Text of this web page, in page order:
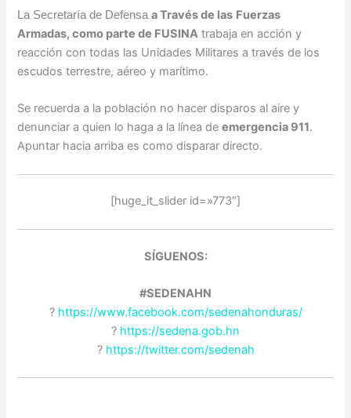
La Secretaría de Defensa a Través de las Fuerzas
Armadas, como parte de FUSINA trabaja en acción y
reacción con todas las Unidades Militares a través de los
escudos terrestre, aéreo y marítimo.
Se recuerda a la población no hacer disparos al aire y
denunciar a quien lo haga a la línea deemergencia 911.
Apuntar hacia arriba es como disparar directo.
[huge_it_slider id=»773″]
SÍGUENOS:
#SEDENAHN
? https://www.facebook.com/sedenahonduras/
? https://sedena.gob.hn
? https://twitter.com/sedenah